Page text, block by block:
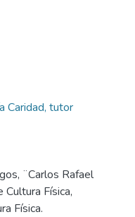
Caridad, tutor
¨Carlos Rafael
Cultura Física,
Física.